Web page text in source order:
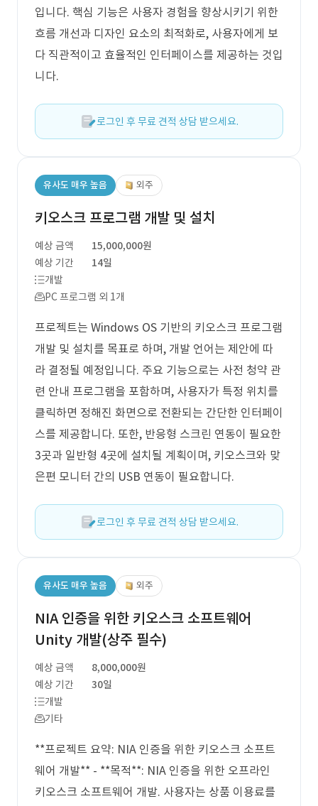
입니다. 핵심 기능은 사용자 경험을 향상시키기 위한
흐름 개선과 디자인 요소의 최적화로, 사용자에게 보
다 직관적이고 효율적인 인터페이스를 제공하는 것입
니다.
로그인 후 무료 견적 상담 받으세요.
유사도 매우 높음 외주
키오스크 프로그램 개발 및 설치
예상 금액
15,000,000원
예상 기간
14일
개발
PC 프로그램 외 1개
프로젝트는 Windows OS 기반의 키오스크 프로그램
개발 및 설치를 목표로 하며, 개발 언어는 제안에 따
라 결정될 예정입니다. 주요 기능으로는 사전 청약 관
련 안내 프로그램을 포함하며, 사용자가 특정 위치를
클릭하면 정해진 화면으로 전환되는 간단한 인터페이
스를 제공합니다. 또한, 반응형 스크린 연동이 필요한
3곳과 일반형 4곳에 설치될 계획이며, 키오스크와 맞
은편 모니터 간의 USB 연동이 필요합니다.
로그인 후 무료 견적 상담 받으세요.
유사도 매우 높음 외주
NIA 인증을 위한 키오스크 소프트웨어
Unity 개발(상주 필수)
예상 금액
8,000,000원
예상 기간
30일
개발
기타
**프로젝트 요약: NIA 인증을 위한 키오스크 소프트
웨어 개발** - **목적**: NIA 인증을 위한 오프라인
키오스크 소프트웨어 개발. 사용자는 상품 이용료를